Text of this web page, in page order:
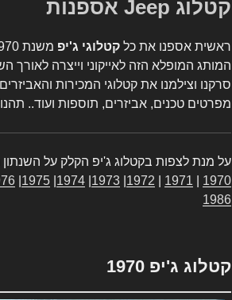
קטלוג Jeep אספנות
ראשית אספנו את כל קטלוגי ג'יפ
המותג המופלא הזה לאייקוני וייצרה
סרקנו וצילמנו את קטלוגי המכירות
מפרטים טכנים, אביזרים, תוספות ועוד..
על מנת לצפות בקטלוג ג'יפ הקלק על
1970
1971
1972
1973
1974
1975
1986
קטלוג ג'יפ 1970